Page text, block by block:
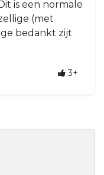
is een normale
(met
bedankt zijt
3+